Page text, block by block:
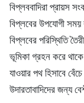
বিপ্লববাদিরা প্রায়স
বিপ্লবের উপযোগী
বিপ্লবের পরিস্থিতি
ভূমিকা গ্রহন করে
যাওয়ার পথ হিসাবে
উদারতাবাদিদের জন্য